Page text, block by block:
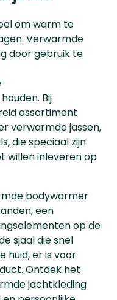
om warm te
Verwarmde
door gebruik te
Bij
assortiment
verwarmde jassen,
die speciaal zijn
willen inleveren op
bodywarmer
een
op de
sjaal die snel
huid, er is voor
Ontdek het
jachtkleding